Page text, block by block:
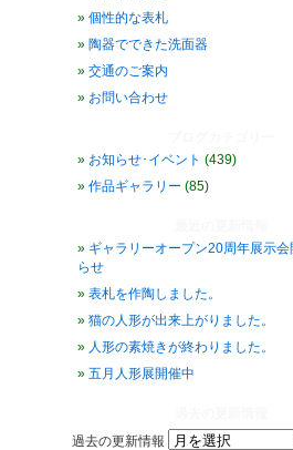
個性的な表札
陶器でできた洗面器
交通のご案内
お問い合わせ
お知らせ･イベント (439)
作品ギャラリー (85)
ギャラリーオープン20周年展示会
らせ
表札を作陶しました。
猫の人形が出来上がりました。
人形の素焼きが終わりました。
五月人形展開催中
過去の更新情報